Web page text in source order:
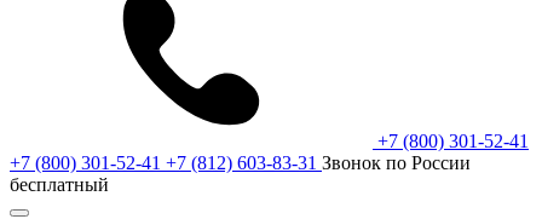
+7 (800) 301-52-41
+7 (800) 301-52-41 +7 (812) 603-83-31 Звонок по России
бесплатный